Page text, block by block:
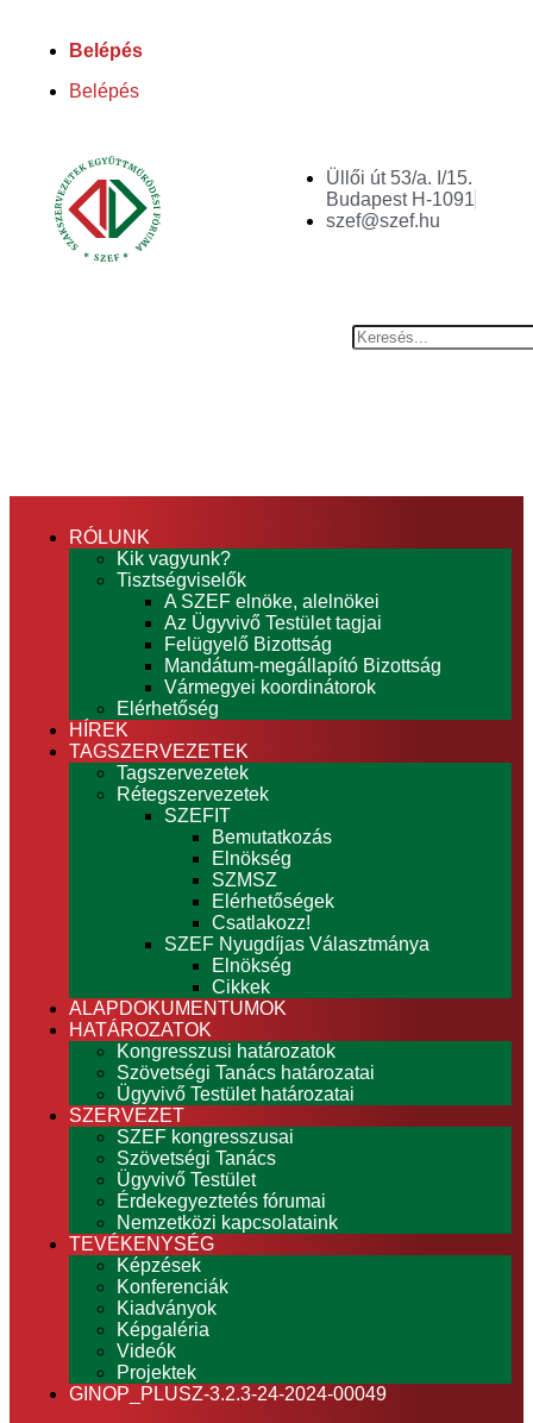
Belépés
Belépés
Üllői út 53/a. I/15.
Budapest H-1091
szef@szef.hu
RÓLUNK
Kik vagyunk?
Tisztségviselők
A SZEF elnöke, alelnökei
Az Ügyvivő Testület tagjai
Felügyelő Bizottság
Mandátum-megállapító Bizottság
Vármegyei koordinátorok
Elérhetőség
HÍREK
TAGSZERVEZETEK
Tagszervezetek
Rétegszervezetek
SZEFIT
Bemutatkozás
Elnökség
SZMSZ
Elérhetőségek
Csatlakozz!
SZEF Nyugdíjas Választmánya
Elnökség
Cikkek
ALAPDOKUMENTUMOK
HATÁROZATOK
Kongresszusi határozatok
Szövetségi Tanács határozatai
Ügyvivő Testület határozatai
SZERVEZET
SZEF kongresszusai
Szövetségi Tanács
Ügyvivő Testület
Érdekegyeztetés fórumai
Nemzetközi kapcsolataink
TEVÉKENYSÉG
Képzések
Konferenciák
Kiadványok
Képgaléria
Videók
Projektek
GINOP_PLUSZ-3.2.3-24-2024-00049